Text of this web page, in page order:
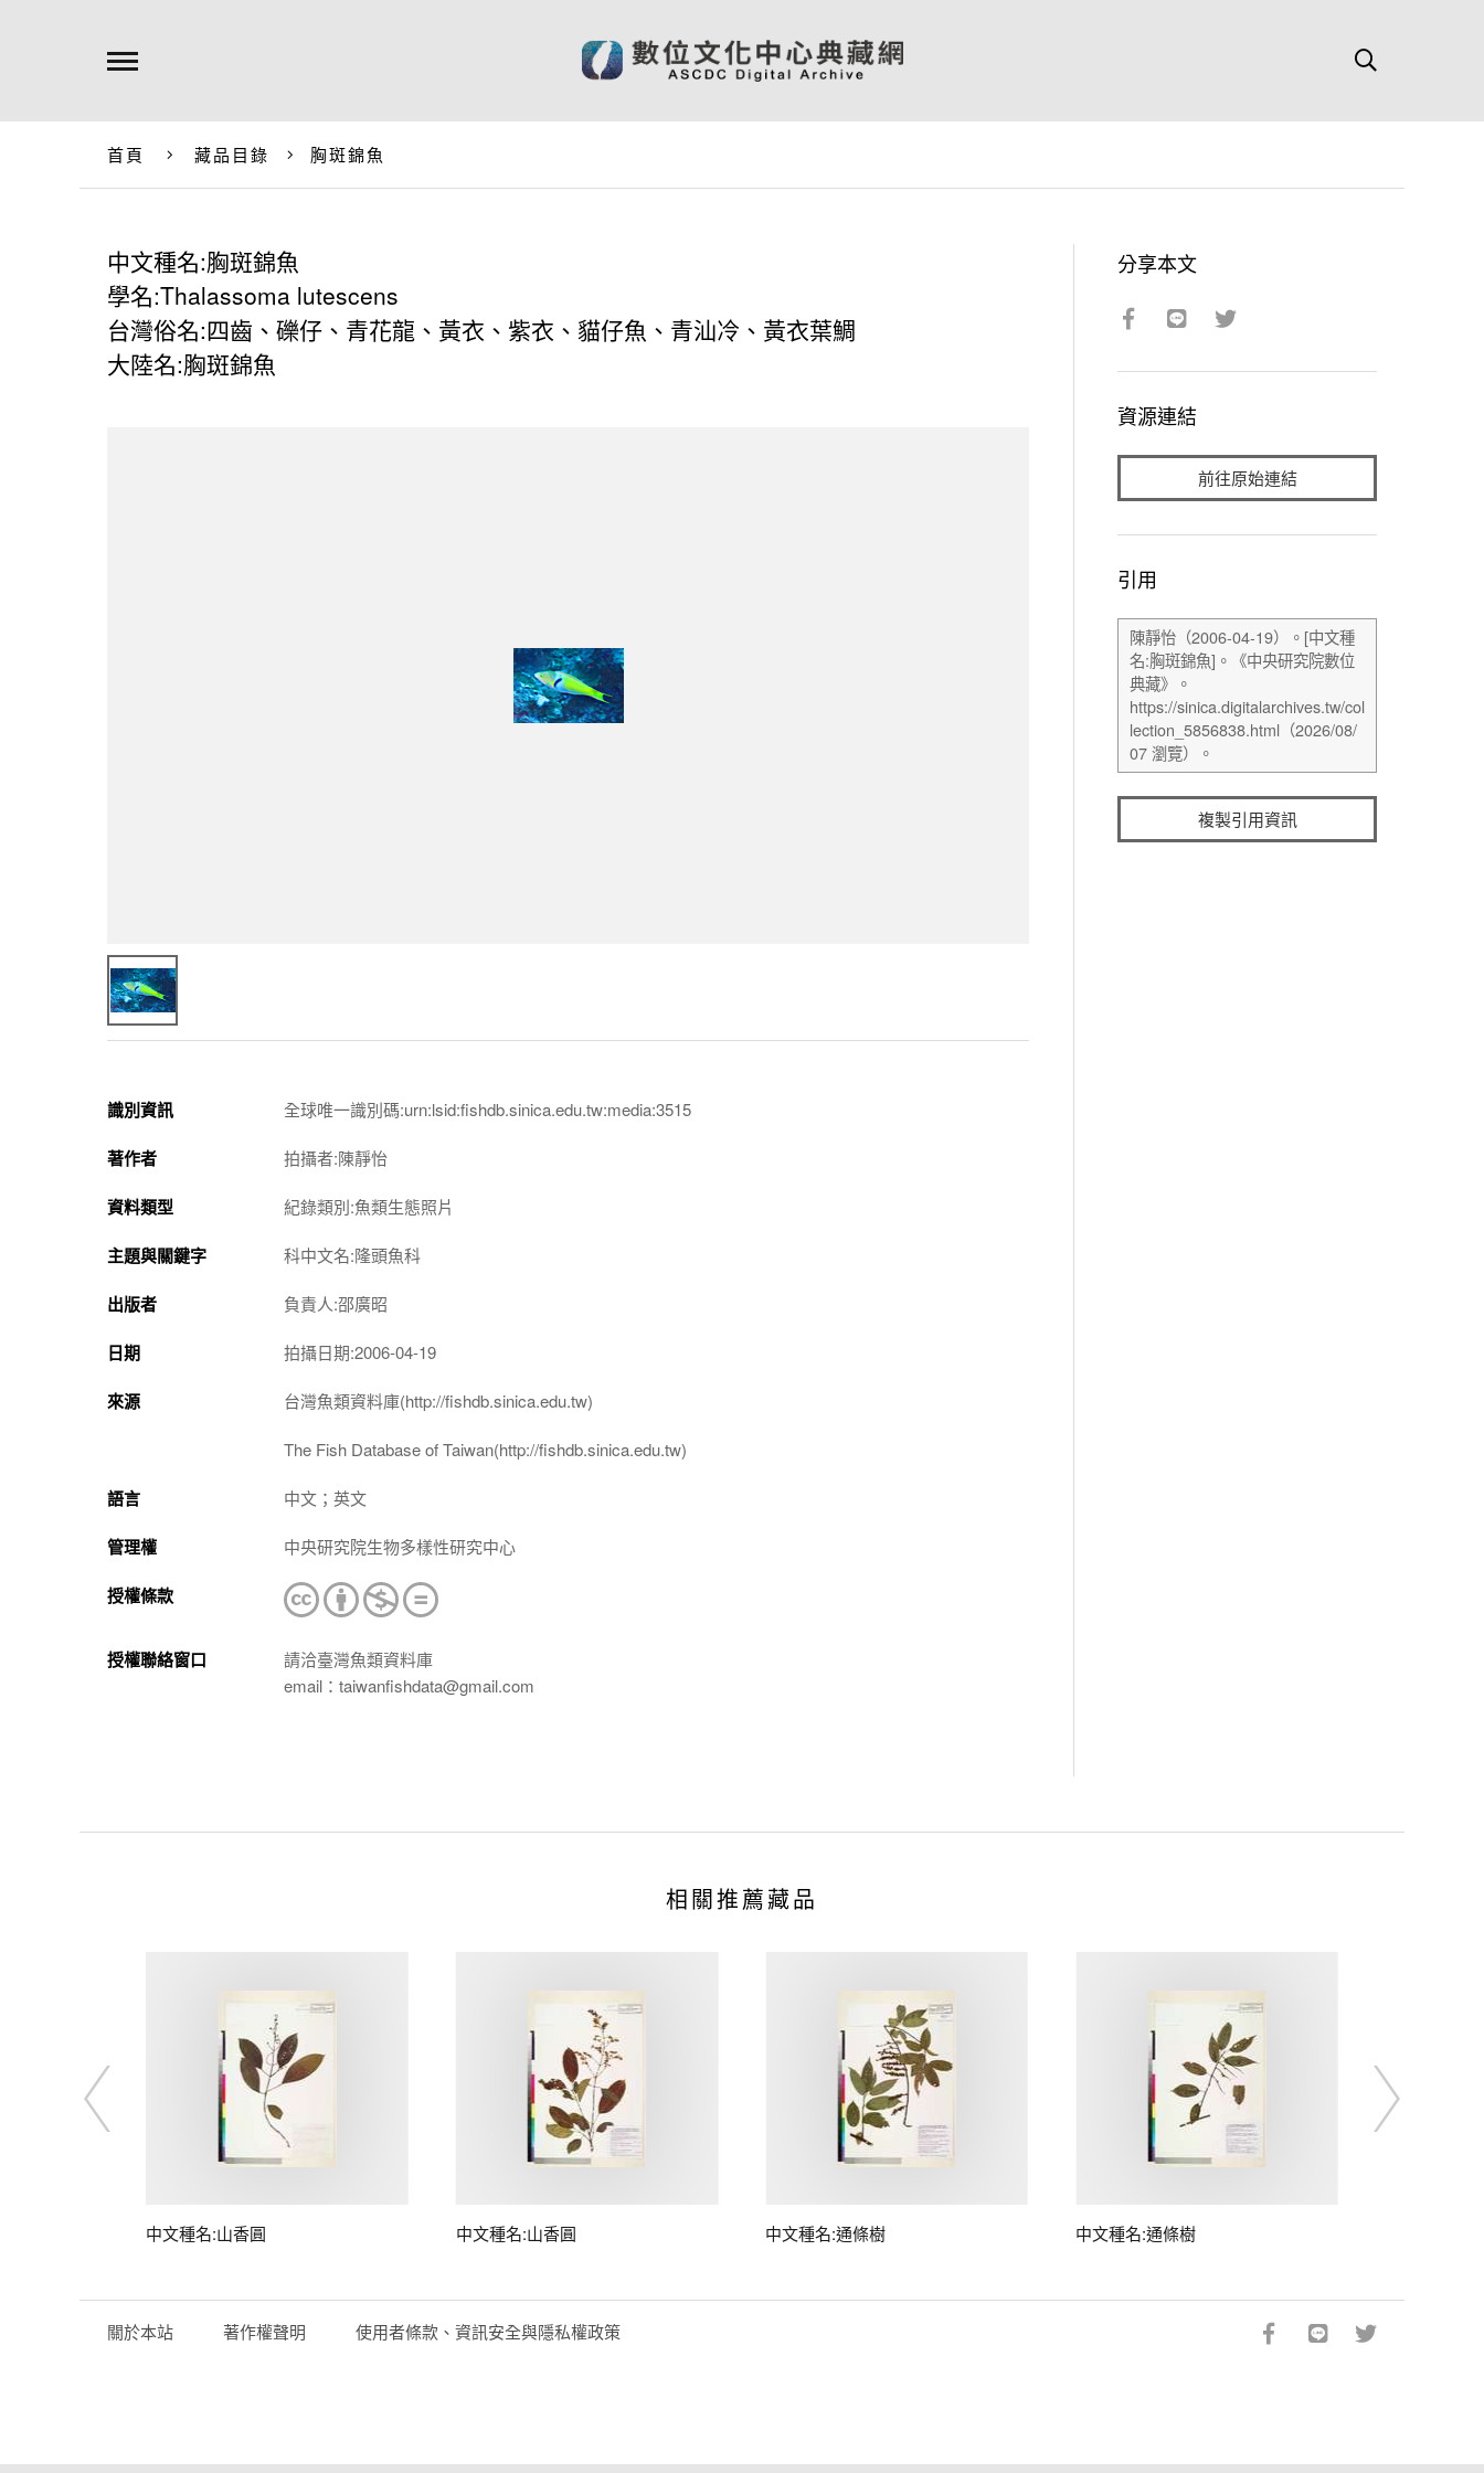
首頁 藏品目錄 胸斑錦魚
中文種名:胸斑錦魚
學名:Thalassoma lutescens
台灣俗名:四齒、礫仔、青花龍、黃衣、紫衣、貓仔魚、青汕冷、黃衣葉鯛
大陸名:胸斑錦魚
識別資訊 全球唯一識別碼:urn:lsid:fishdb.sinica.edu.tw:media:3515
著作者 拍攝者:陳靜怡
資料類型 紀錄類別:魚類生態照片
主題與關鍵字 科中文名:隆頭魚科
出版者 負責人:邵廣昭
日期 拍攝日期:2006-04-19
來源 台灣魚類資料庫(http://fishdb.sinica.edu.tw)
The Fish Database of Taiwan(http://fishdb.sinica.edu.tw)
語言 中文；英文
管理權 中央研究院生物多樣性研究中心
授權條款
授權聯絡窗口
請洽臺灣魚類資料庫
email：taiwanfishdata@gmail.com
分享本文
資源連結
前往原始連結
引用
複製引用資訊
相關推薦藏品
中文種名:山香圓 中文種名:山香圓 中文種名:通條樹 中文種名:通條樹
關於本站 著作權聲明 使用者條款、資訊安全與隱私權政策